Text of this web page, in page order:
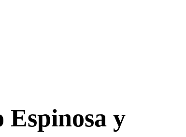
Espinosa y